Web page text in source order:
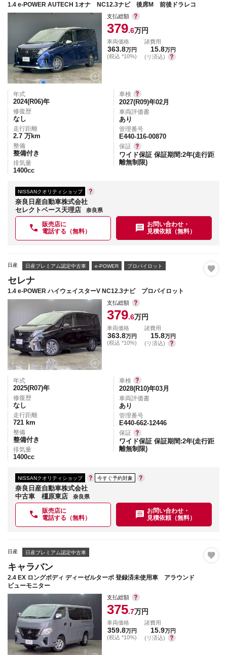
1.4 e-POWER AUTECH 1オナ NC12.3ナビ 後席M 前後ドラレコ
支払総額
379.6万円
車両価格
363.8万円
(税込 *10%)
諸費用
15.8万円
(リ済込)
年式
2024(R06)年
修復歴
なし
走行距離
2.7 万km
整備
整備付き
排気量
1400cc
車検
2027(R09)年02月
車両評価書
あり
管理番号
E440-116-00870
保証
ワイド保証 保証期間:2年(走行距
離無制限)
NISSANクオリティショップ
奈良日産自動車株式会社
セレクトベース天理店
奈良県
販売店に
電話する（無料）
お問い合わせ・
見積依頼（無料）
日産 日産プレミアム認定中古車 e-POWER プロパイロット
セレナ
1.4 e-POWER ハイウェイスターV NC12.3ナビ プロパイロット
支払総額
379.6万円
車両価格
363.8万円
(税込 *10%)
諸費用
15.8万円
(リ済込)
年式
2025(R07)年
修復歴
なし
走行距離
721 km
整備
整備付き
排気量
1400cc
車検
2028(R10)年03月
車両評価書
あり
管理番号
E440-662-12446
保証
ワイド保証 保証期間:2年(走行距
離無制限)
NISSANクオリティショップ 今すぐ予約対象
奈良日産自動車株式会社
中古車 橿原東店
奈良県
販売店に
電話する（無料）
お問い合わせ・
見積依頼（無料）
日産 日産プレミアム認定中古車
キャラバン
2.4 EX ロングボディ ディーゼルターボ 登録済未使用車 アラウンド
ビューモニター
支払総額
375.7万円
車両価格
359.8万円
(税込 *10%)
諸費用
15.9万円
(リ済込)